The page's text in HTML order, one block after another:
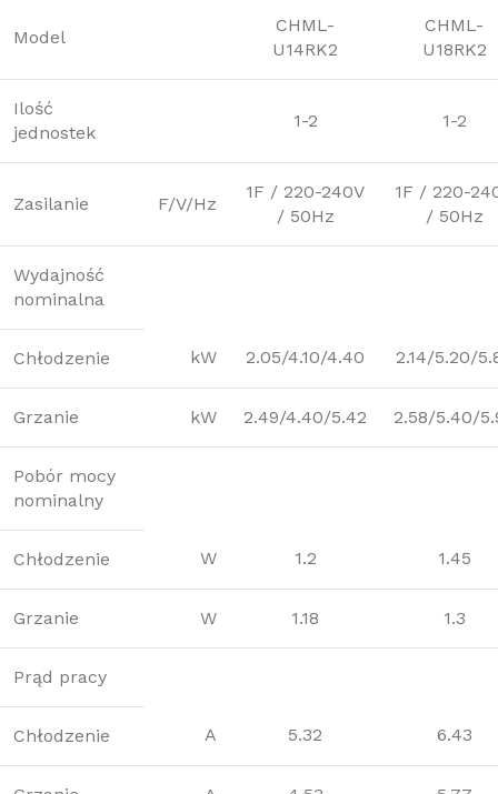
Model
CHML-
U14RK2
CHML-
U18RK2
Ilość
jednostek
1-2 1-2
Zasilanie F/V/Hz
1F / 220-240V
/ 50Hz
1F / 220-
/ 50Hz
Wydajność
nominalna
Chłodzenie kW 2.05/4.10/4.40 2.14/5.20/
Grzanie kW 2.49/4.40/5.42 2.58/5.40/
Pobór mocy
nominalny
Chłodzenie W 1.2 1.45
Grzanie W 1.18 1.3
Prąd pracy
Chłodzenie A 5.32 6.43